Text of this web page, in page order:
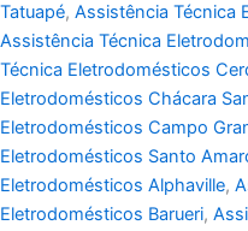
Tatuapé, Assistência Técnica
Assistência Técnica
Técnica Eletrodomésticos
Eletrodomésticos Chácara
Eletrodomésticos Campo
Eletrodomésticos Santo
Eletrodomésticos Alphaville,
Eletrodomésticos Barueri,